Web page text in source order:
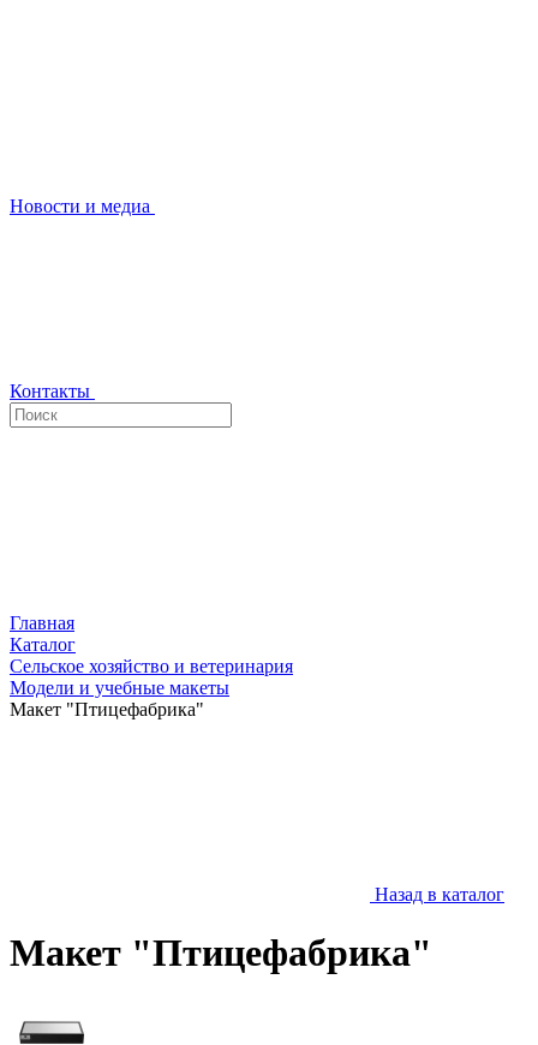
Новости и медиа
Контакты
Главная
Каталог
Сельское хозяйство и ветеринария
Модели и учебные макеты
Макет "Птицефабрика"
Назад в каталог
Макет "Птицефабрика"